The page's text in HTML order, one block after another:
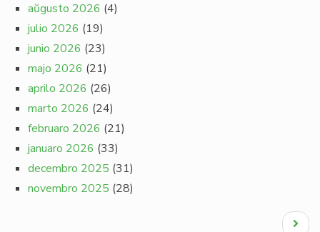
aŭgusto 2026 (4)
julio 2026 (19)
junio 2026 (23)
majo 2026 (21)
aprilo 2026 (26)
marto 2026 (24)
februaro 2026 (21)
januaro 2026 (33)
decembro 2025 (31)
novembro 2025 (28)
Next